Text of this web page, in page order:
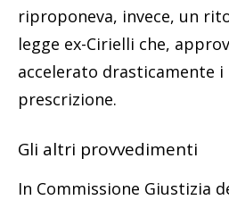
riproponeva, invece, un
legge ex-Cirielli che,
accelerato drasticamente
prescrizione.
Gli altri provvedimenti
In Commissione Giustizia